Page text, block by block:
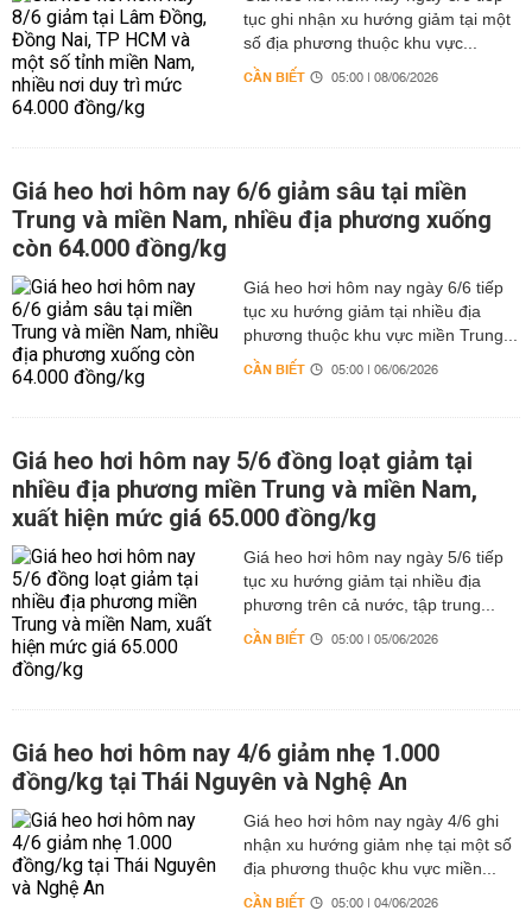
tục ghi nhận xu hướng giảm tại một
số địa phương thuộc khu vực...
CẦN BIẾT 05:00 | 08/06/2026
Giá heo hơi hôm nay 6/6 giảm sâu tại miền
Trung và miền Nam, nhiều địa phương xuống
còn 64.000 đồng/kg
Giá heo hơi hôm nay ngày 6/6 tiếp
tục xu hướng giảm tại nhiều địa
phương thuộc khu vực miền Trung...
CẦN BIẾT 05:00 | 06/06/2026
Giá heo hơi hôm nay 5/6 đồng loạt giảm tại
nhiều địa phương miền Trung và miền Nam,
xuất hiện mức giá 65.000 đồng/kg
Giá heo hơi hôm nay ngày 5/6 tiếp
tục xu hướng giảm tại nhiều địa
phương trên cả nước, tập trung...
CẦN BIẾT 05:00 | 05/06/2026
Giá heo hơi hôm nay 4/6 giảm nhẹ 1.000
đồng/kg tại Thái Nguyên và Nghệ An
Giá heo hơi hôm nay ngày 4/6 ghi
nhận xu hướng giảm nhẹ tại một số
địa phương thuộc khu vực miền...
CẦN BIẾT 05:00 | 04/06/2026